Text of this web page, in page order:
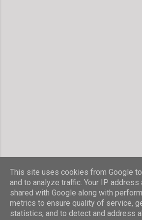
Powered by
This site uses cookies from Google
and to analyze traffic. Your IP address
shared with Google along with
metrics to ensure quality of service,
statistics, and to detect and address